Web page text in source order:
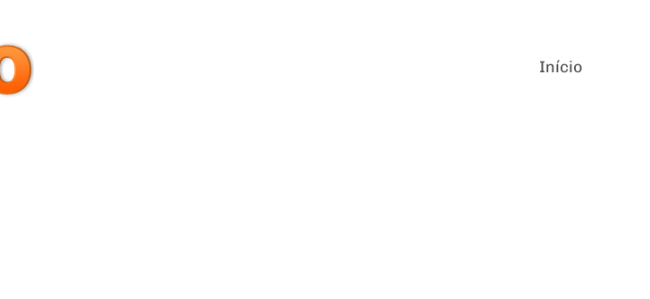
Início